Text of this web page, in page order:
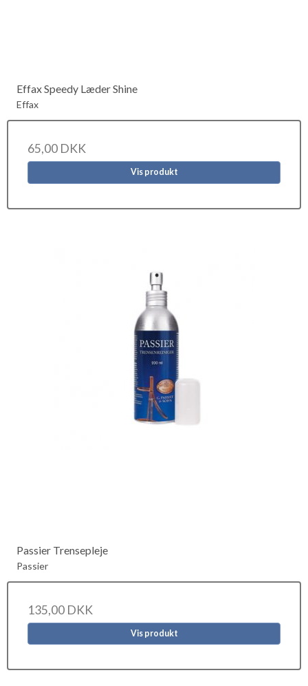
Effax Speedy Læder Shine
Effax
65,00 DKK
Vis produkt
Passier Trensepleje
Passier
135,00 DKK
Vis produkt